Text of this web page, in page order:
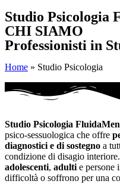
Studio Psicologia
CHI SIAMO
Professionisti in
Home » Studio Psicologia
Studio Psicologia
psico-sessuologica che offre
diagnostici e di sostegno a
condizione di disagio interiore.
adolescenti, adulti e persone
difficoltà o soffrono per una